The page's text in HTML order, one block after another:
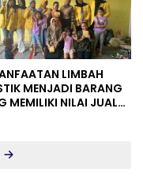
LIMBAH
MENJADI BARANG
MEMILIKI NILAI JUAL